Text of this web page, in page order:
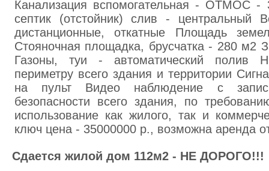
Канализация вспомогательная - ОТМОС
септик (отстойник) слив - центральный
дистанционные, откатные Площадь
Стояночная площадка, брусчатка - 280 м2
Газоны, туи - автоматический полив
периметру всего здания и территории
на пульт Видео наблюдение с
безопасности всего здания, по
использование как жилого, так и
ключ цена - 35000000 р., возможна аренда
Сдается жилой дом 112м2 - НЕ ДОРОГО!!!